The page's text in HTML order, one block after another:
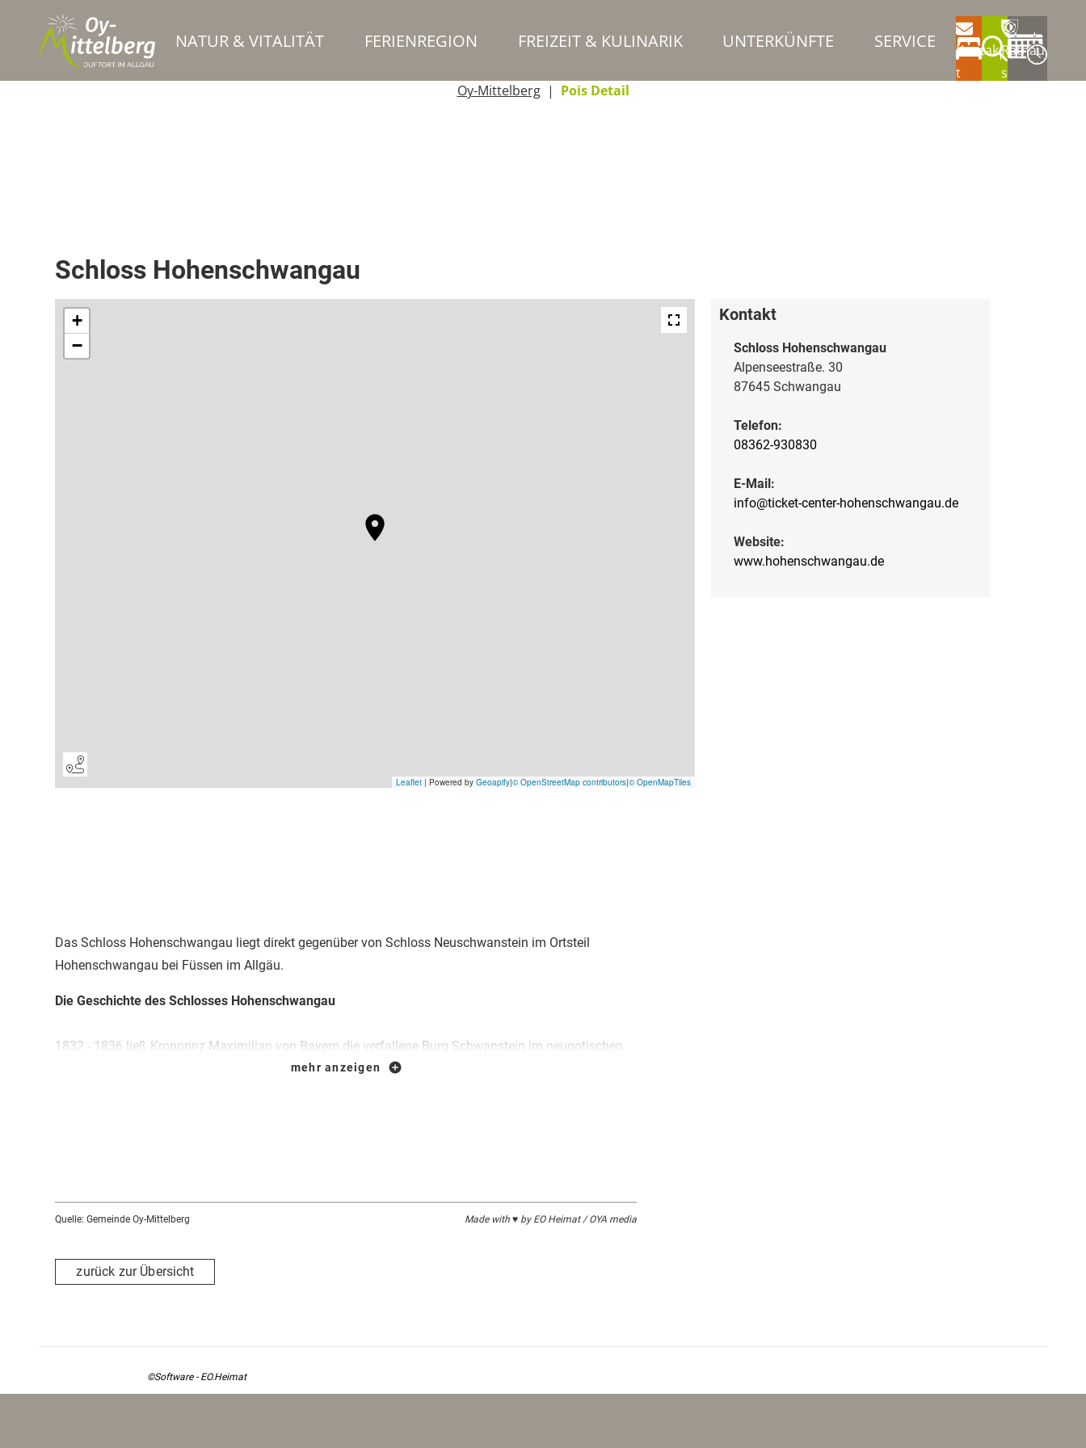
NATUR & VITALITÄT FERIENREGION FREIZEIT & KULINARIK UNTERKÜNFTE SERVICE
Kontak
t
Rathau
s
Oy-Mittelberg
Pois Detail
Schloss Hohenschwangau
Das Schloss Hohenschwangau liegt direkt gegenüber von Schloss Neuschwanstein im Ortsteil
Hohenschwangau bei Füssen im Allgäu.
Die Geschichte des Schlosses Hohenschwangau
1832 - 1836 ließ Kronprinz Maximilian von Bayern die verfallene Burg Schwanstein im neugotischen
Stil wieder aufbauen. Hier verlebte König Ludwig II. nicht nur seine Jugend, dieses Schloss diente ihm
Während verschiedener Kriege wurde es immer wieder schwer beschädigt.
1832 erwarb es der spätere König Maximilian II, Vater König Ludwigs II, und ließ es nach
Die bayerische Königsfamilie nutzte es als Sommer- und Jagdresidenz.
Königsetage. Die Wandgemälde, nach Entwürfen von Moritz von Schwind, behandeln die Wilkina Sage
mehr anzeigen
Quelle: Gemeinde Oy-Mittelberg Made with ♥ by EO Heimat / OYA media
zurück zur Übersicht
Kontakt
Schloss Hohenschwangau
Alpenseestraße. 30
87645 Schwangau
Telefon:
08362-930830
E-Mail:
info@ticket-center-hohenschwangau.de
Website:
www.hohenschwangau.de
©Software - EO.Heimat